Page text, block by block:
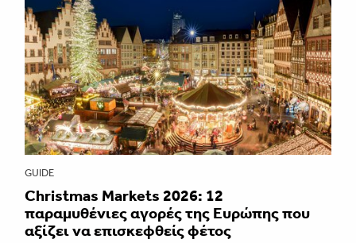
GUIDE
Christmas Markets 2026: 12
παραμυθένιες αγορές της Ευρώπης που
αξίζει να επισκεφθείς φέτος